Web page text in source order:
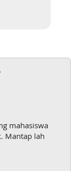
mahasiswa
Mantap lah